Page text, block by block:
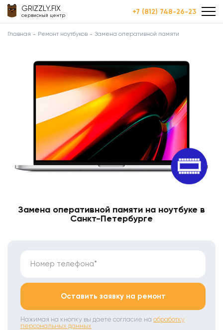
GRIZZLY.FIX
сервисный центр +7 (812) 748-26-23
Главная Ремонт ноутбуков Замена оперативной памяти
Замена оперативной памяти на ноутбуке в
Санкт-Петербурге
Номер телефона*
Оставить заявку на ремонт
Нажимая на кнопку вы даете согласие на обработку
персональных данных